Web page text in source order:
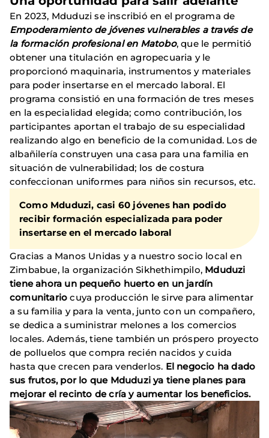
En 2023, Mduduzi se inscribió en el programa de
Empoderamiento de jóvenes vulnerables a través de
la formación profesional en Matobo, que le permitió
obtener una titulación en agropecuaria y le
proporcionó maquinaria, instrumentos y materiales
para poder insertarse en el mercado laboral. El
programa consistió en una formación de tres meses
en la especialidad elegida; como contribución, los
participantes aportan el trabajo de su especialidad
realizando algo en beneficio de la comunidad. Los de
albañilería construyen una casa para una familia en
situación de vulnerabilidad; los de costura
confeccionan uniformes para niños sin recursos, etc.
Como Mduduzi, casi 60 jóvenes han podido
recibir formación especializada para poder
insertarse en el mercado laboral
Gracias a Manos Unidas y a nuestro socio local en
Zimbabue, la organización Sikhethimpilo, Mduduzi
tiene ahora un pequeño huerto en un jardín
comunitariocuya producción le sirve para alimentar
a su familia y para la venta, junto con un compañero,
se dedica a suministrar melones a los comercios
locales. Además, tiene también un próspero proyecto
de polluelos que compra recién nacidos y cuida
hasta que crecen para venderlos. El negocio ha dado
sus frutos, por lo que Mduduzi ya tiene planes para
mejorar el recinto de cría y aumentar los beneficios.